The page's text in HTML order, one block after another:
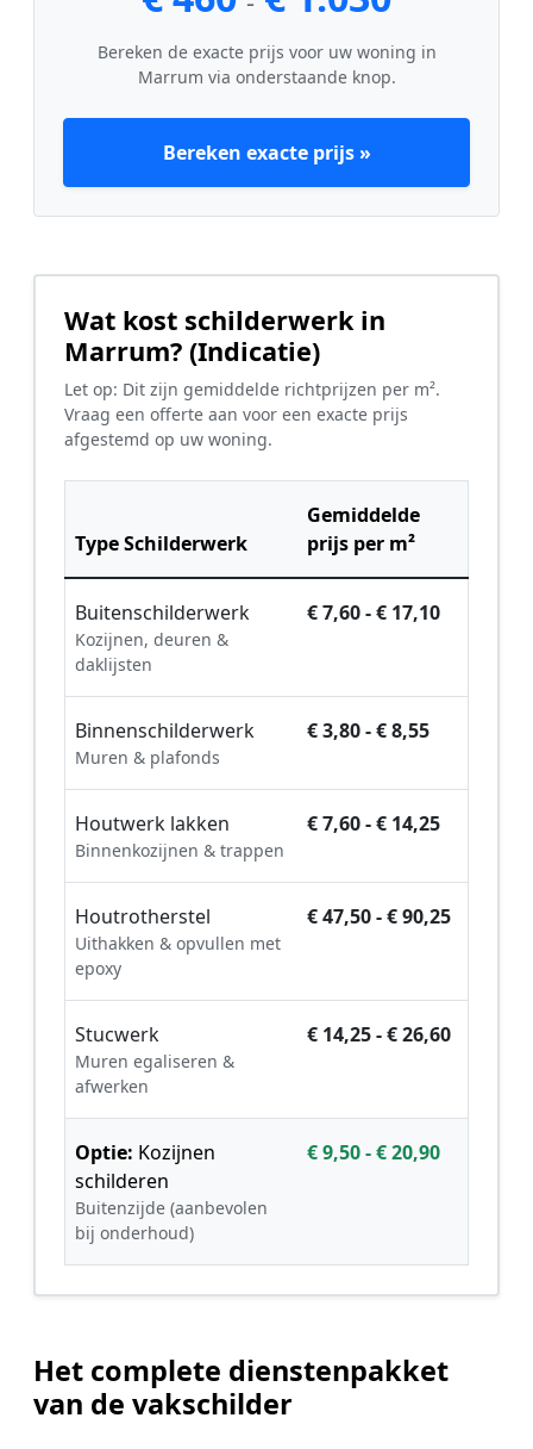
Bereken de exacte prijs voor uw woning in
Marrum via onderstaande knop.
Bereken exacte prijs »
Wat kost schilderwerk in
Marrum? (Indicatie)
Let op: Dit zijn gemiddelde richtprijzen per m².
Vraag een offerte aan voor een exacte prijs
afgestemd op uw woning.
Type Schilderwerk
Gemiddelde
prijs per m²
Buitenschilderwerk
Kozijnen, deuren &
daklijsten
€ 7,60 - € 17,10
Binnenschilderwerk
Muren & plafonds
€ 3,80 - € 8,55
Houtwerk lakken
Binnenkozijnen & trappen
€ 7,60 - € 14,25
Houtrotherstel
Uithakken & opvullen met
epoxy
€ 47,50 - € 90,25
Stucwerk
Muren egaliseren &
afwerken
€ 14,25 - € 26,60
Optie: Kozijnen
schilderen
Buitenzijde (aanbevolen
bij onderhoud)
€ 9,50 - € 20,90
Het complete dienstenpakket
van de vakschilder